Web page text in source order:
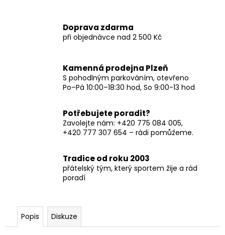
Doprava zdarma
při objednávce nad 2 500 Kč
Kamenná prodejna Plzeň
S pohodlným parkováním, otevřeno
Po–Pá 10:00–18:30 hod, So 9:00-13 hod
Potřebujete poradit?
Zavolejte nám: +420 775 084 005,
+420 777 307 654 – rádi pomůžeme.
Tradice od roku 2003
přátelský tým, který sportem žije a rád
poradí
Popis Diskuze